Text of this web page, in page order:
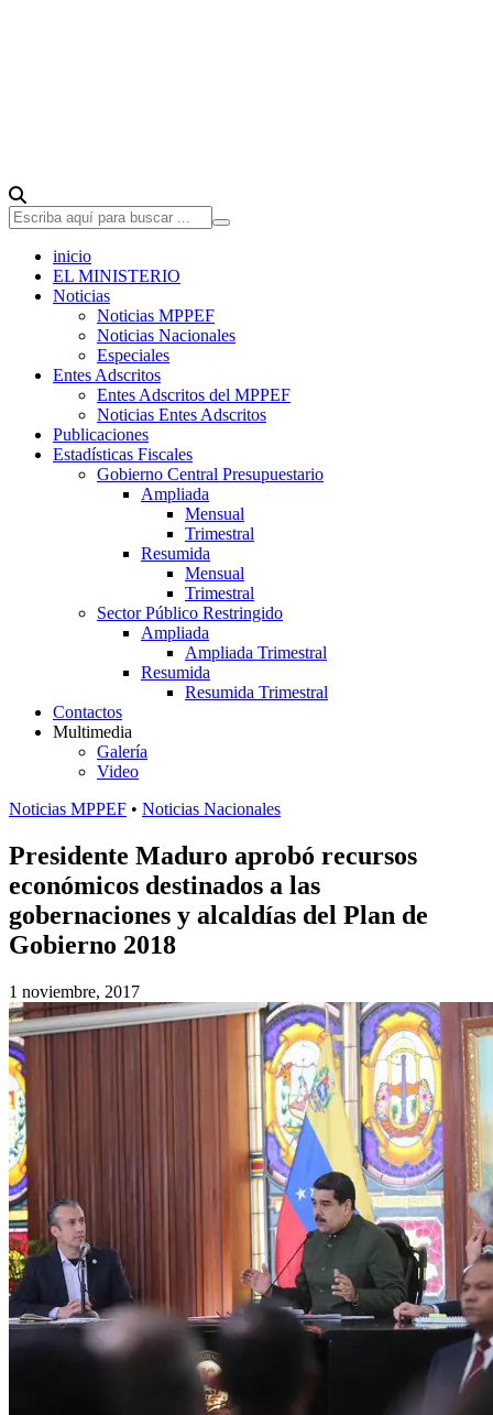
inicio
EL MINISTERIO
Noticias
Noticias MPPEF
Noticias Nacionales
Especiales
Entes Adscritos
Entes Adscritos del MPPEF
Noticias Entes Adscritos
Publicaciones
Estadísticas Fiscales
Gobierno Central Presupuestario
Ampliada
Mensual
Trimestral
Resumida
Mensual
Trimestral
Sector Público Restringido
Ampliada
Ampliada Trimestral
Resumida
Resumida Trimestral
Contactos
Multimedia
Galería
Video
Noticias MPPEF • Noticias Nacionales
Presidente Maduro aprobó recursos
económicos destinados a las
gobernaciones y alcaldías del Plan de
Gobierno 2018
1 noviembre, 2017